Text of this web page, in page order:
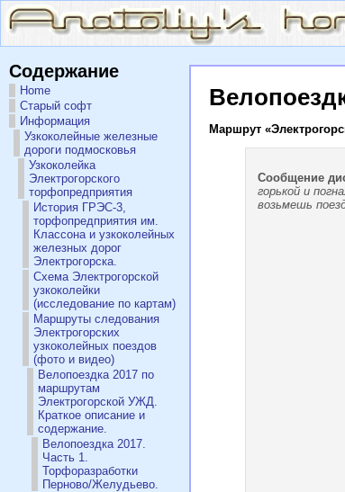
Содержание
Home
Старый софт
Информация
Узкоколейные железные
дороги подмосковья
Узкоколейка
Электрогорского
торфопредприятия
История ГРЭС-3,
торфопредприятия им.
Классона и узкоколейных
железных дорог
Электрогорска.
Схема Электрогорской
узкоколейки
(исследование по картам)
Маршруты следования
Электрогорских
узкоколейных поездов
(фото и видео)
Велопоездка 2017 по
маршрутам
Электрогорской УЖД.
Краткое описание и
содержание.
Велопоездка 2017.
Часть 1.
Торфоразработки
Перново/Желудьево.
Маршрут
Сообщение
горькой и
возьмешь